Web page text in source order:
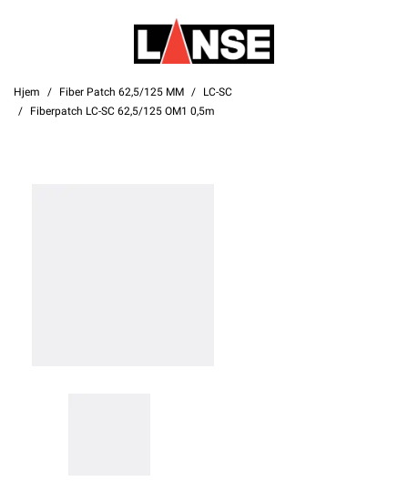
Hjem Fiber Patch 62,5/125 MM
LC-SC
Fiberpatch LC-SC 62,5/125 OM1 0,5m